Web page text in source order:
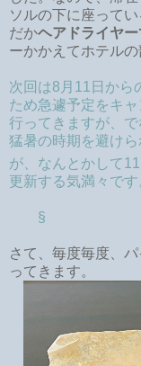
ソルの下に座って
だかヘアドライヤ
ーかかえてホテル
次回は8月11日から
ため急遽予定をキ
行ってきますが、
猛暑の時期を避け
が、なんとかして
更新する気満々です
§
さて、毎度毎度、
ってきます。